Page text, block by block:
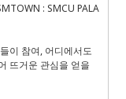
: SMCU PALA
이 참여, 어디에서도
뜨거운 관심을 얻을